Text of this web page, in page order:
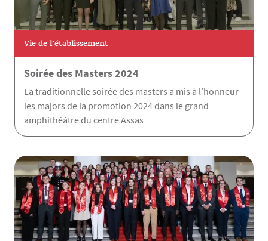
Vie de l’établissement
Soirée des Masters 2024
La traditionnelle soirée des masters a mis à l’honneur
les majors de la promotion 2024 dans le grand
amphithéâtre du centre Assas